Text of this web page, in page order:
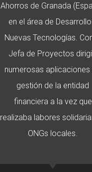
Ahorros de Granada
en el área de
Nuevas Tecnologías.
Jefa de Proyectos
numerosas aplicaciones
gestión de la entidad
financiera a la vez que
realizaba labores
ONGs locales.